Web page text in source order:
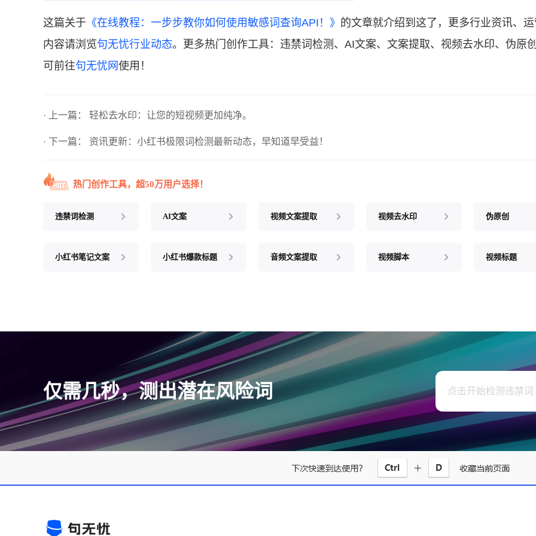
这篇关于 《在线教程：一步步教你如何使用敏感词查询API！》 的文章就介绍到这了，更多行业资讯、
内容请浏览句无忧行业动态。更多热门创作工具：违禁词检测、AI文案、文案提取、视频去水印、伪原创
可前往句无忧网使用！
· 上一篇： 轻松去水印：让您的短视频更加纯净。
· 下一篇： 资讯更新：小红书极限词检测最新动态，早知道早受益！
热门创作工具，超50万用户选择！
违禁词检测 AI文案 视频文案提取 视频去水印 伪原创
小红书笔记文案 小红书爆款标题 音频文案提取 视频脚本 视频标题
仅需几秒，测出潜在风险词 点击开始检测违禁词